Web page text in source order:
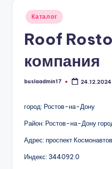
Опубликовано
Каталог
Roof
компания
Запись
buslaadmin17 24.12.2024
город: Ростов-на-Дону
Район: Ростов-на-Дону
Адрес: проспект
Индекс: 344092.0